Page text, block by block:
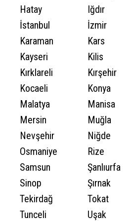
Hatay
Iğdır
İstanbul
İzmir
Karaman
Kars
Kayseri
Kilis
Kırklareli
Kırşehir
Kocaeli
Konya
Malatya
Manisa
Mersin
Muğla
Nevşehir
Niğde
Osmaniye
Rize
Samsun
Şanlıurfa
Sinop
Şırnak
Tekirdağ
Tokat
Tunceli
Uşak